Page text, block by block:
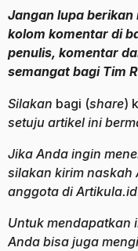
Jangan lupa
kolom komentar di
penulis, komentar
semangat bagi Tim
Silakan bagi (share)
setuju artikel ini
Jika Anda ingin
silakan kirim naskah
anggota di
Untuk mendapatkan
Anda bisa juga